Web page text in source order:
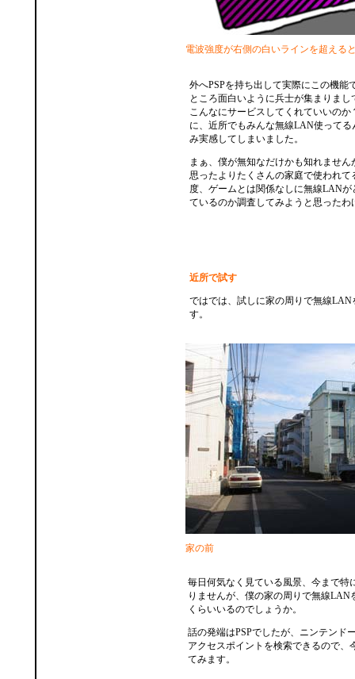
電波強度が右側の白いラインを超える
外へPSPを持ち出して実際にこの機能
ところ面白いように兵士が集まりまし
こんなにサービスしてくれていいのか
に、近所でもみんな無線LAN使ってる
み実感してしまいました。
まぁ、僕が無知なだけかも知れませ
思ったよりたくさんの家庭で使われて
度、ゲームとは関係なしに無線LANが
ているのか調査してみようと思ったわ
近所で試す
ではでは、試しに家の周りで無線LAN
す。
家の前
毎日何気なく見ている風景、今まで特
りませんが、僕の家の周りで無線LAN
くらいいるのでしょうか。
話の発端はPSPでしたが、ニンテンド
アクセスポイントを検索できるので、
てみます。